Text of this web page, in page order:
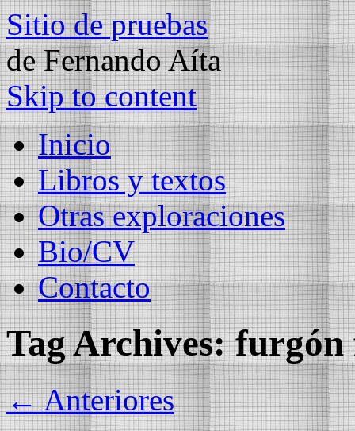
Sitio de pruebas
de Fernando Aíta
Skip to content
Inicio
Libros y textos
Otras exploraciones
Bio/CV
Contacto
Tag Archives:furgón
←Anteriores